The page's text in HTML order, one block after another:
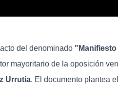
del denominado "Manifiesto
mayoritario de la oposición
Urrutia. El documento plantea